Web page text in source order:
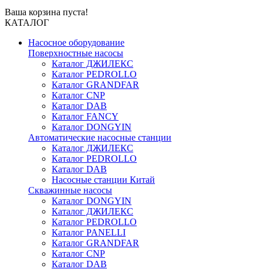
Ваша корзина пуста!
КАТАЛОГ
Насосное оборудование
Поверхностные насосы
Каталог ДЖИЛЕКС
Каталог PEDROLLO
Каталог GRANDFAR
Каталог CNP
Каталог DAB
Каталог FANCY
Каталог DONGYIN
Автоматические насосные станции
Каталог ДЖИЛЕКС
Каталог PEDROLLO
Каталог DAB
Насосные станции Китай
Скважинные насосы
Каталог DONGYIN
Каталог ДЖИЛЕКС
Каталог PEDROLLO
Каталог PANELLI
Каталог GRANDFAR
Каталог CNP
Каталог DAB